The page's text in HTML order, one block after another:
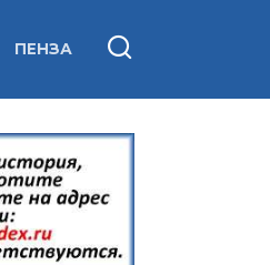
ПЕНЗА